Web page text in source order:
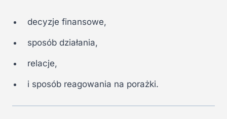
decyzje finansowe,
sposób działania,
relacje,
i sposób reagowania na porażki.